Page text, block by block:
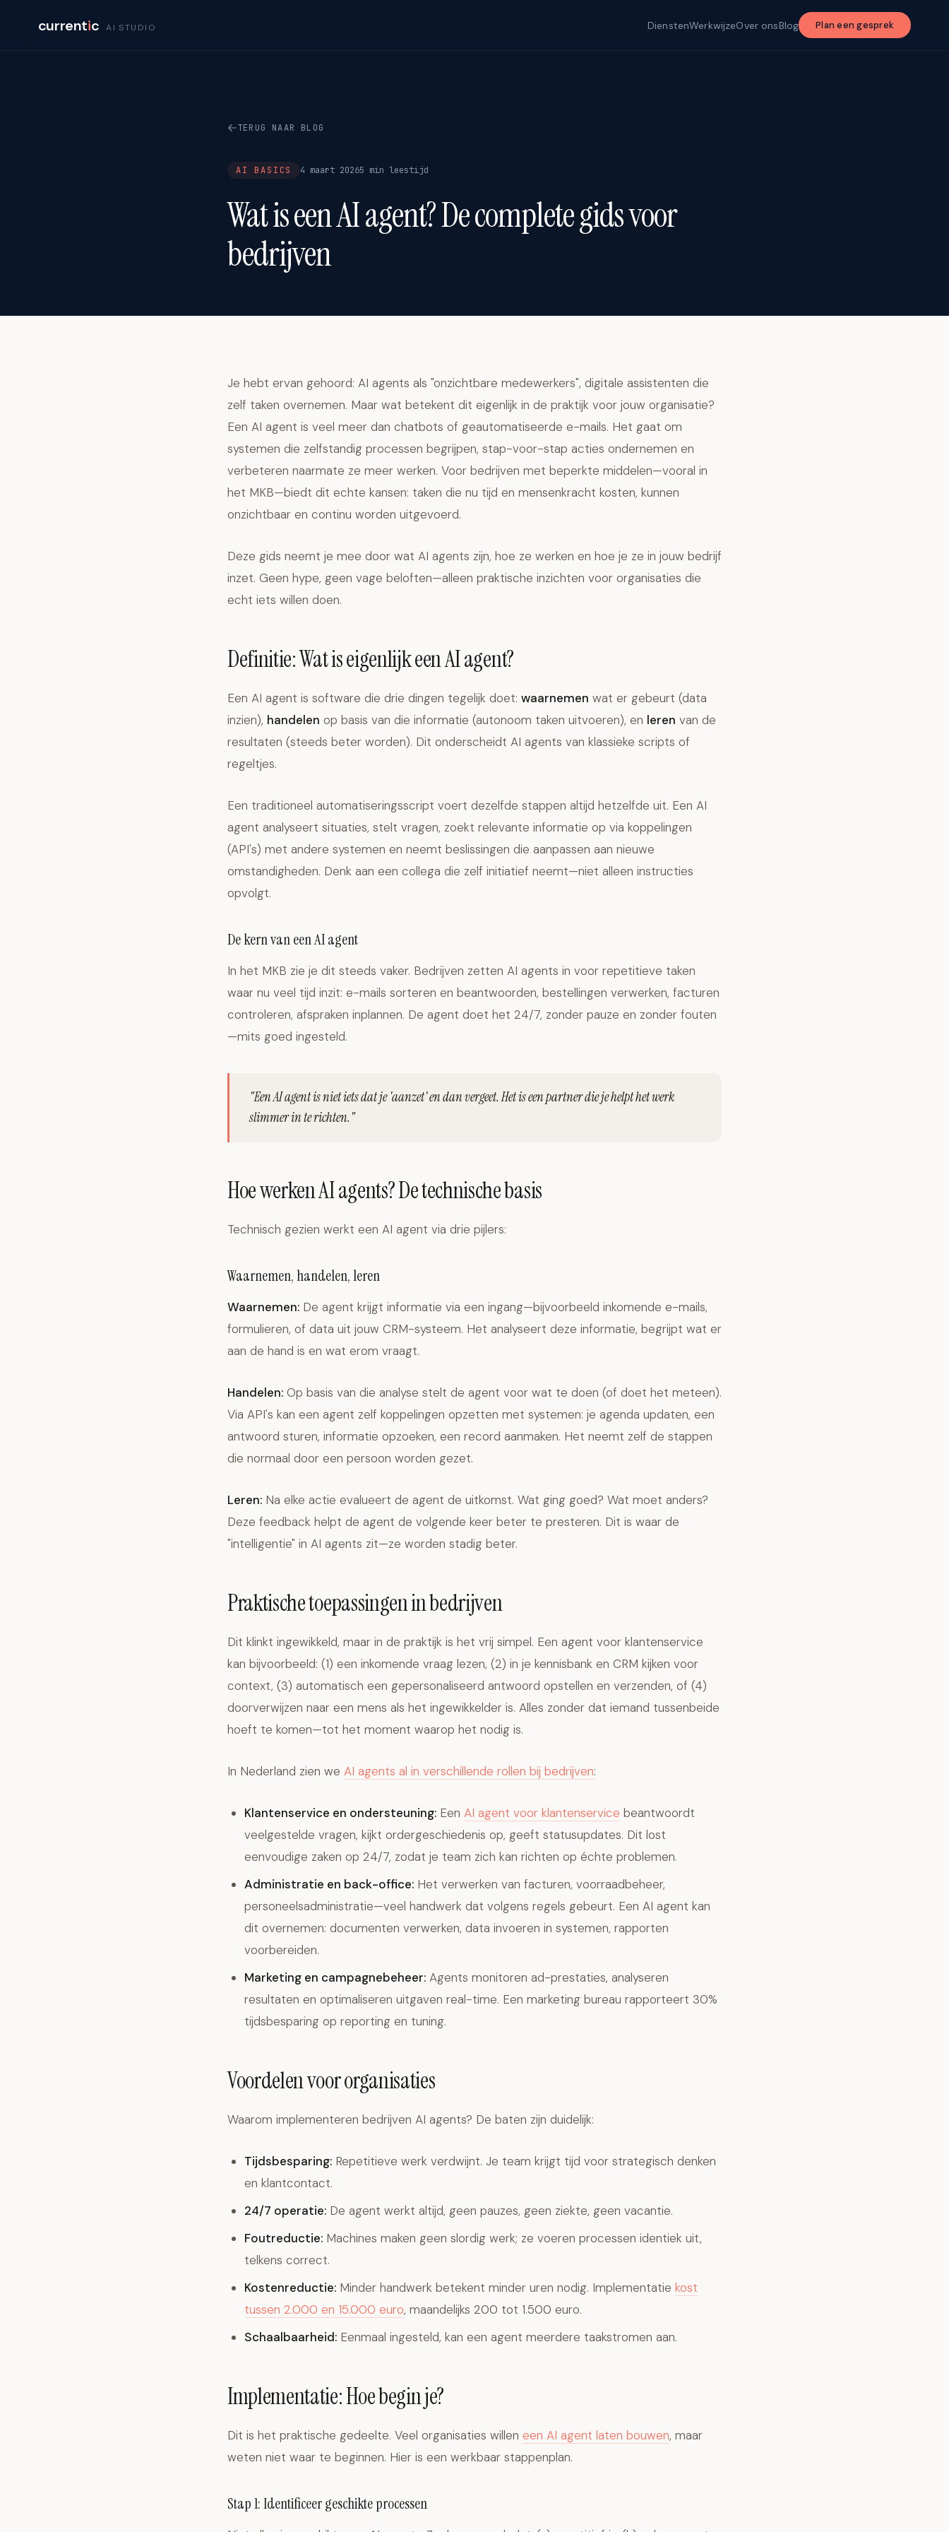
currentic AI STUDIO DienstenWerkwijzeOver onsBlog Plan een gesprek
TERUG NAAR BLOG
AI BASICS 4 maart 20265 min leestijd
Wat is een AI agent? De complete gids voor
bedrijven
Je hebt ervan gehoord: AI agents als "onzichtbare medewerkers", digitale assistenten die
zelf taken overnemen. Maar wat betekent dit eigenlijk in de praktijk voor jouw organisatie?
Een AI agent is veel meer dan chatbots of geautomatiseerde e-mails. Het gaat om
systemen die zelfstandig processen begrijpen, stap-voor-stap acties ondernemen en
verbeteren naarmate ze meer werken. Voor bedrijven met beperkte middelen—vooral in
het MKB—biedt dit echte kansen: taken die nu tijd en mensenkracht kosten, kunnen
onzichtbaar en continu worden uitgevoerd.
Deze gids neemt je mee door wat AI agents zijn, hoe ze werken en hoe je ze in jouw bedrijf
inzet. Geen hype, geen vage beloften—alleen praktische inzichten voor organisaties die
echt iets willen doen.
Definitie: Wat is eigenlijk een AI agent?
Een AI agent is software die drie dingen tegelijk doet: waarnemen wat er gebeurt (data
inzien), handelen op basis van die informatie (autonoom taken uitvoeren), en leren van de
resultaten (steeds beter worden). Dit onderscheidt AI agents van klassieke scripts of
regeltjes.
Een traditioneel automatiseringsscript voert dezelfde stappen altijd hetzelfde uit. Een AI
agent analyseert situaties, stelt vragen, zoekt relevante informatie op via koppelingen
(API's) met andere systemen en neemt beslissingen die aanpassen aan nieuwe
omstandigheden. Denk aan een collega die zelf initiatief neemt—niet alleen instructies
opvolgt.
De kern van een AI agent
In het MKB zie je dit steeds vaker. Bedrijven zetten AI agents in voor repetitieve taken
waar nu veel tijd inzit: e-mails sorteren en beantwoorden, bestellingen verwerken, facturen
controleren, afspraken inplannen. De agent doet het 24/7, zonder pauze en zonder fouten
—mits goed ingesteld.
"Een AI agent is niet iets dat je 'aanzet' en dan vergeet. Het is een partner die je helpt het werk
slimmer in te richten."
Hoe werken AI agents? De technische basis
Technisch gezien werkt een AI agent via drie pijlers:
Waarnemen, handelen, leren
Waarnemen: De agent krijgt informatie via een ingang—bijvoorbeeld inkomende e-mails,
formulieren, of data uit jouw CRM-systeem. Het analyseert deze informatie, begrijpt wat er
aan de hand is en wat erom vraagt.
Handelen: Op basis van die analyse stelt de agent voor wat te doen (of doet het meteen).
Via API's kan een agent zelf koppelingen opzetten met systemen: je agenda updaten, een
antwoord sturen, informatie opzoeken, een record aanmaken. Het neemt zelf de stappen
die normaal door een persoon worden gezet.
Leren: Na elke actie evalueert de agent de uitkomst. Wat ging goed? Wat moet anders?
Deze feedback helpt de agent de volgende keer beter te presteren. Dit is waar de
"intelligentie" in AI agents zit—ze worden stadig beter.
Praktische toepassingen in bedrijven
Dit klinkt ingewikkeld, maar in de praktijk is het vrij simpel. Een agent voor klantenservice
kan bijvoorbeeld: (1) een inkomende vraag lezen, (2) in je kennisbank en CRM kijken voor
context, (3) automatisch een gepersonaliseerd antwoord opstellen en verzenden, of (4)
doorverwijzen naar een mens als het ingewikkelder is. Alles zonder dat iemand tussenbeide
hoeft te komen—tot het moment waarop het nodig is.
In Nederland zien we AI agents al in verschillende rollen bij bedrijven:
Klantenservice en ondersteuning: Een AI agent voor klantenservice beantwoordt
veelgestelde vragen, kijkt ordergeschiedenis op, geeft statusupdates. Dit lost
eenvoudige zaken op 24/7, zodat je team zich kan richten op échte problemen.
Administratie en back-office: Het verwerken van facturen, voorraadbeheer,
personeelsadministratie—veel handwerk dat volgens regels gebeurt. Een AI agent kan
dit overnemen: documenten verwerken, data invoeren in systemen, rapporten
voorbereiden.
Marketing en campagnebeheer: Agents monitoren ad-prestaties, analyseren
resultaten en optimaliseren uitgaven real-time. Een marketing bureau rapporteert 30%
tijdsbesparing op reporting en tuning.
Voordelen voor organisaties
Waarom implementeren bedrijven AI agents? De baten zijn duidelijk:
Tijdsbesparing: Repetitieve werk verdwijnt. Je team krijgt tijd voor strategisch denken
en klantcontact.
24/7 operatie: De agent werkt altijd, geen pauzes, geen ziekte, geen vacantie.
Foutreductie: Machines maken geen slordig werk; ze voeren processen identiek uit,
telkens correct.
Kostenreductie: Minder handwerk betekent minder uren nodig. Implementatie kost
tussen 2.000 en 15.000 euro, maandelijks 200 tot 1.500 euro.
Schaalbaarheid: Eenmaal ingesteld, kan een agent meerdere taakstromen aan.
Implementatie: Hoe begin je?
Dit is het praktische gedeelte. Veel organisaties willen een AI agent laten bouwen, maar
weten niet waar te beginnen. Hier is een werkbaar stappenplan.
Stap 1: Identificeer geschikte processen